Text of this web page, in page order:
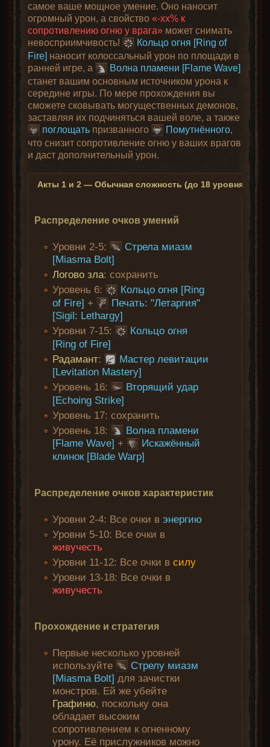
самое ваше мощное умение. Оно наносит
огромный урон, а свойство«-xx% к
сопротивлению огню у врага» может снимать
невосприимчивость!
Кольцо огня [Ring of
Fire] наносит колоссальный урон по площади в
ранней игре, а
Волна пламени [Flame Wave]
станет вашим основным источником урона к
середине игры. По мере прохождения вы
сможете сковывать могущественных демонов,
заставляя их подчиняться вашей воле, а также
поглощать призванного Помутнённого,
что снизит сопротивление огню у ваших врагов
и даст дополнительный урон.
Акты 1 и 2 — Обычная сложность (до 18 уровня)
Распределение очков умений
Уровни 2-5:
Стрела миазм
[Miasma Bolt]
Логово зла: сохранить
Уровень 6:
Кольцо огня [Ring
of Fire] +
Печать: "Летаргия"
[Sigil: Lethargy]
Уровни 7-15:
Кольцо огня
[Ring of Fire]
Радамант:
Мастер левитации
[Levitation Mastery]
Уровень 16:
Вторящий удар
[Echoing Strike]
Уровень 17: сохранить
Уровень 18:
Волна пламени
[Flame Wave] +
Искажённый
клинок [Blade Warp]
Распределение очков характеристик
Уровни 2-4: Все очки вэнергию
Уровни 5-10: Все очки в
живучесть
Уровни 11-12: Все очки всилу
Уровни 13-18: Все очки в
живучесть
Прохождение и стратегия
Первые несколько уровней
используйте
Стрелу миазм
[Miasma Bolt] для зачистки
монстров. Ей же убейте
Графиню, поскольку она
обладает высоким
сопротивлением к огненному
урону. Её прислужников можно